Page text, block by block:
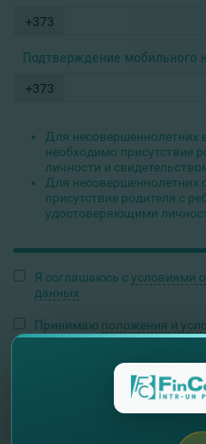
+373
Подтверждение мобильного
+373
Для несовершеннолетних
необходимо присутствие
личности и
Для несовершеннолетних
присутствие родителя с
удостоверяющими
Я соглашаюсь с условиями
данных
Принимаю положения и
способ обработки и